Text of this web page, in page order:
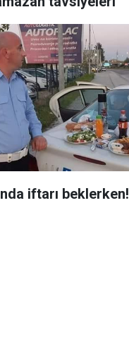
iftarı beklerken!